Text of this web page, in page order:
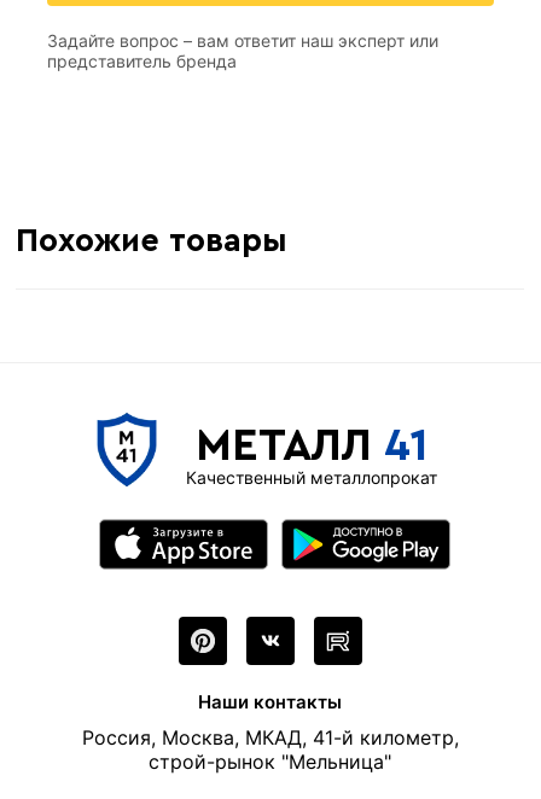
Задайте вопрос – вам ответит наш эксперт или
представитель бренда
Похожие товары
МЕТАЛЛ 41
Качественный металлопрокат
Наши контакты
Россия, Москва, МКАД, 41-й километр,
строй-рынок "Мельница"